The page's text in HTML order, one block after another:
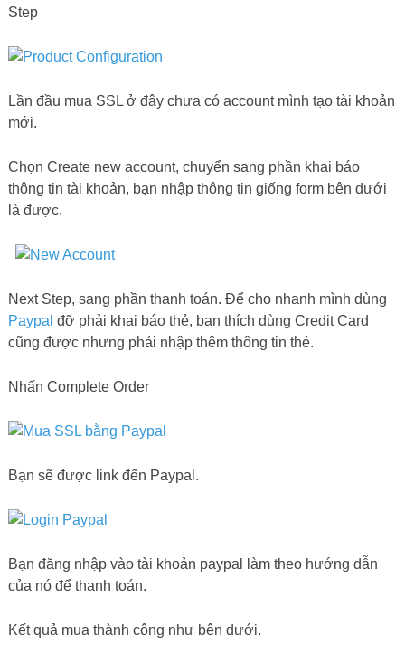
Step
Lần đầu mua SSL ở đây chưa có account mình tạo tài khoản
mới.
Chọn Create new account, chuyển sang phần khai báo
thông tin tài khoản, bạn nhập thông tin giống form bên dưới
là được.
Next Step, sang phần thanh toán. Để cho nhanh mình dùng
Paypal đỡ phải khai báo thẻ, bạn thích dùng Credit Card
cũng được nhưng phải nhập thêm thông tin thẻ.
Nhấn Complete Order
Bạn sẽ được link đến Paypal.
Bạn đăng nhập vào tài khoản paypal làm theo hướng dẫn
của nó để thanh toán.
Kết quả mua thành công như bên dưới.